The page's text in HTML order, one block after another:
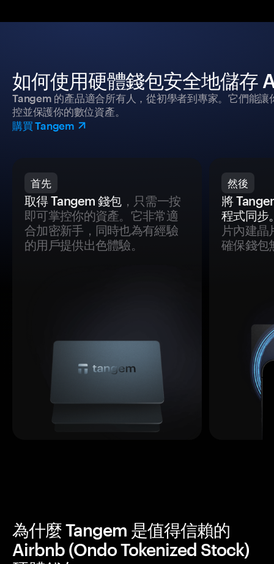
如何使用硬體錢包安全地儲存
Tangem 的產品適合所有人，從初學者到專家。它們能
控並保護你的數位資產。
購買 Tangem
首先
取得 Tangem 錢包，只需一按
即可掌控你的資產。它非常適
合加密新手，同時也為有經驗
的用戶提供出色體驗。
然後
將
程式同步
片內建晶
確保錢包
為什麼 Tangem 是值得信賴的
Airbnb (Ondo Tokenized Stock)